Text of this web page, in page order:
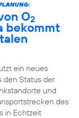
O2
bekommt
ein neues
den Status der
und
des
in Echtzeit